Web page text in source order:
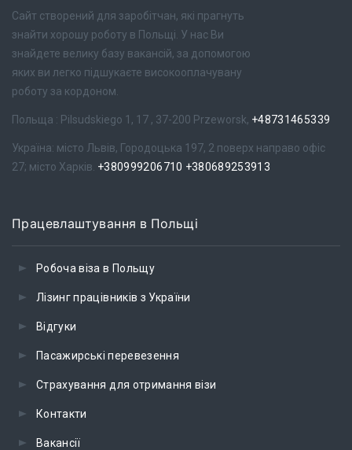
Сайт створений для заробітчан, які прагнуть
знайти хорошу роботу в Польщі. У нас Ви
знайдете велику базу вакансій, за допомогою
яких ви легко підшукаєте високооплачувану
роботу за кордоном.
Польща : Pilsudskiego 1, 17 , 37-200 Przeworsk, +48731465339
Україна: місто Львів, Городоцька 197, 2 поверх направо офіс
27; місто Харків. +380999206710 +380689253913
Працевлаштування в Польщі
Робоча віза в Польщу
Лізинг працівників з України
Відгуки
Пасажирські перевезення
Страхування для отримання візи
Контакти
Вакансії